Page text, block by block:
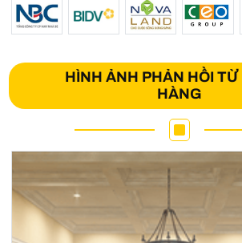
HÌNH ẢNH PHẢN HỒI TỪ
HÀNG